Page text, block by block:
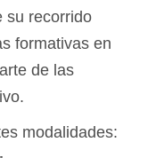
su recorrido
formativas en
de las
modalidades: